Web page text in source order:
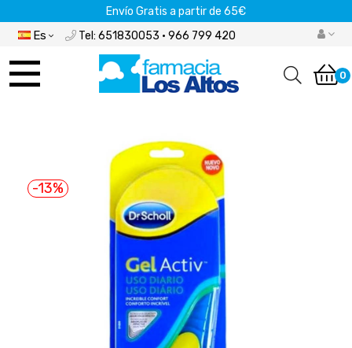
Envío Gratis a partir de 65€
Es Tel: 651830053 · 966 799 420
Navegación 0
-13%